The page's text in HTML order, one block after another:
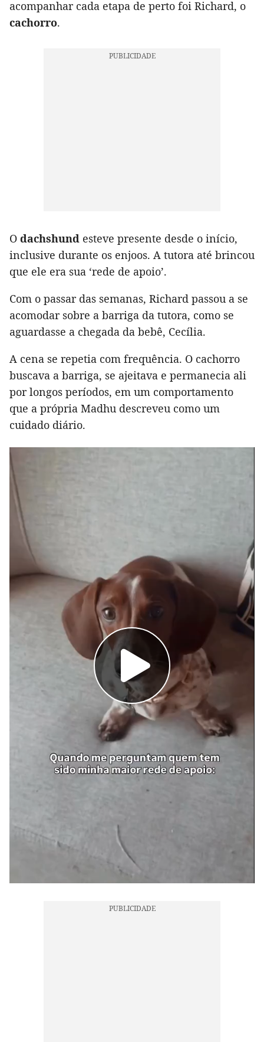
acompanhar cada etapa de perto foi Richard, o
cachorro.
O dachshund esteve presente desde o início,
inclusive durante os enjoos. A tutora até brincou
que ele era sua ‘rede de apoio’.
Com o passar das semanas, Richard passou a se
acomodar sobre a barriga da tutora, como se
aguardasse a chegada da bebê, Cecília.
A cena se repetia com frequência. O cachorro
buscava a barriga, se ajeitava e permanecia ali
por longos períodos, em um comportamento
que a própria Madhu descreveu como um
cuidado diário.